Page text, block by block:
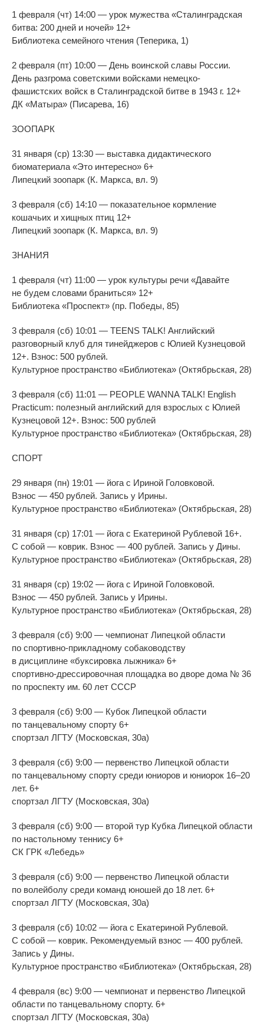
1 февраля (чт) 14:00 — урок мужества «Сталинградская
битва: 200 дней и ночей» 12+
Библиотека семейного чтения (Теперика, 1)
2 февраля (пт) 10:00 — День воинской славы России.
День разгрома советскими войсками немецко-
фашистских войск в Сталинградской битве в 1943 г. 12+
ДК «Матыра» (Писарева, 16)
ЗООПАРК
31 января (ср) 13:30 — выставка дидактического
биоматериала «Это интересно» 6+
Липецкий зоопарк (К. Маркса, вл. 9)
3 февраля (сб) 14:10 — показательное кормление
кошачьих и хищных птиц 12+
Липецкий зоопарк (К. Маркса, вл. 9)
ЗНАНИЯ
1 февраля (чт) 11:00 — урок культуры речи «Давайте
не будем словами браниться» 12+
Библиотека «Проспект» (пр. Победы, 85)
3 февраля (сб) 10:01 — TEENS TALK! Английский
разговорный клуб для тинейджеров с Юлией Кузнецовой
12+. Взнос: 500 рублей.
Культурное пространство «Библиотека» (Октябрьская, 28)
3 февраля (сб) 11:01 — PEOPLE WANNA TALK! English
Practicum: полезный английский для взрослых с Юлией
Кузнецовой 12+. Взнос: 500 рублей
Культурное пространство «Библиотека» (Октябрьская, 28)
СПОРТ
29 января (пн) 19:01 — йога с Ириной Головковой.
Взнос — 450 рублей. Запись у Ирины.
Культурное пространство «Библиотека» (Октябрьская, 28)
31 января (ср) 17:01 — йога с Екатериной Рублевой 16+.
С собой — коврик. Взнос — 400 рублей. Запись у Дины.
Культурное пространство «Библиотека» (Октябрьская, 28)
31 января (ср) 19:02 — йога с Ириной Головковой.
Взнос — 450 рублей. Запись у Ирины.
Культурное пространство «Библиотека» (Октябрьская, 28)
3 февраля (сб) 9:00 — чемпионат Липецкой области
по спортивно-прикладному собаководству
в дисциплине «буксировка лыжника» 6+
спортивно-дрессировочная площадка во дворе дома № 36
по проспекту им. 60 лет СССР
3 февраля (сб) 9:00 — Кубок Липецкой области
по танцевальному спорту 6+
спортзал ЛГТУ (Московская, 30а)
3 февраля (сб) 9:00 — первенство Липецкой области
по танцевальному спорту среди юниоров и юниорок 16–20
лет. 6+
спортзал ЛГТУ (Московская, 30а)
3 февраля (сб) 9:00 — второй тур Кубка Липецкой области
по настольному теннису 6+
СК ГРК «Лебедь»
3 февраля (сб) 9:00 — первенство Липецкой области
по волейболу среди команд юношей до 18 лет. 6+
спортзал ЛГТУ (Московская, 30а)
3 февраля (сб) 10:02 — йога с Екатериной Рублевой.
С собой — коврик. Рекомендуемый взнос — 400 рублей.
Запись у Дины.
Культурное пространство «Библиотека» (Октябрьская, 28)
4 февраля (вс) 9:00 — чемпионат и первенство Липецкой
области по танцевальному спорту. 6+
спортзал ЛГТУ (Московская, 30а)